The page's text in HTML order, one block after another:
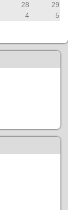
28
29
4 5